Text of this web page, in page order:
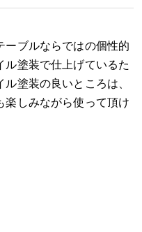
ーブルならではの個性的
塗装で仕上げているた
塗装の良いところは、
楽しみながら使って頂け